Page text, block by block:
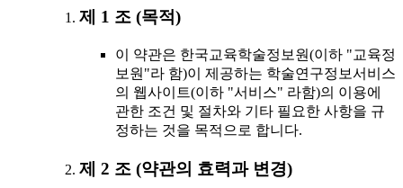
제 1 조 (목적)
이 약관은 한국교육학술정보원(이하 "교육정
보원"라 함)이 제공하는 학술연구정보서비스
의 웹사이트(이하 "서비스" 라함)의 이용에
관한 조건 및 절차와 기타 필요한 사항을 규
정하는 것을 목적으로 합니다.
제 2 조 (약관의 효력과 변경)